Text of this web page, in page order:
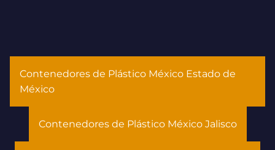
Contenedores de Plástico México Estado de
México
Contenedores de Plástico México Jalisco